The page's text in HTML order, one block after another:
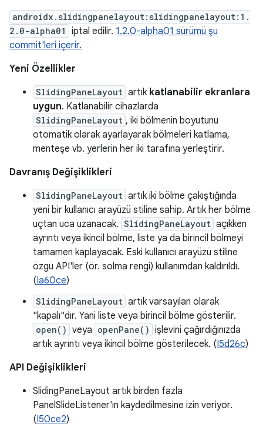
androidx.slidingpanelayout:slidingpanelayout:1.
2.0-alpha01
iptal edilir. 1.2.0-alpha01 sürümü şu
commit'leri içerir.
Yeni Özellikler
SlidingPaneLayout artık katlanabilir ekranlara
uygun. Katlanabilir cihazlarda
SlidingPaneLayout , iki bölmenin boyutunu
otomatik olarak ayarlayarak bölmeleri katlama,
menteşe vb. yerlerin her iki tarafına yerleştirir.
Davranış Değişiklikleri
SlidingPaneLayout artık iki bölme çakıştığında
yeni bir kullanıcı arayüzü stiline sahip. Artık her bölme
uçtan uca uzanacak. SlidingPaneLayout açıkken
ayrıntı veya ikincil bölme, liste ya da birincil bölmeyi
tamamen kaplayacak. Eski kullanıcı arayüzü stiline
özgü API'ler (ör. solma rengi) kullanımdan kaldırıldı.
(Ia60ce)
SlidingPaneLayout artık varsayılan olarak
"kapalı"dır. Yani liste veya birincil bölme gösterilir.
open() veya openPane() işlevini çağırdığınızda
artık ayrıntı veya ikincil bölme gösterilecek. (I5d26c)
API Değişiklikleri
SlidingPaneLayout artık birden fazla
PanelSlideListener'ın kaydedilmesine izin veriyor.
(I50ce2)